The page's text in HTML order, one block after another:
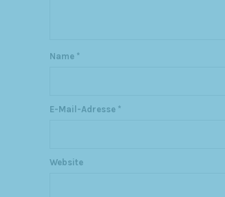
Name *
E-Mail-Adresse *
Website